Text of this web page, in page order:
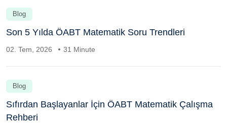
Blog
Son 5 Yılda ÖABT Matematik Soru Trendleri
02. Tem, 2026 31 Minute
Blog
Sıfırdan Başlayanlar İçin ÖABT Matematik Çalışma
Rehberi